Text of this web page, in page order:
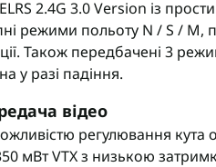
2.4G 3.0 Version із
режими польоту N / S /
Також передбачені 3
у разі падіння.
відео
регулювання кута
мВт VTX з низькою